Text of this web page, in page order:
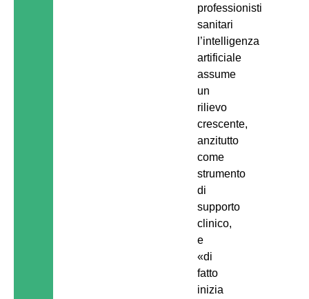
professionisti
sanitari
l’intelligenza
artificiale
assume
un
rilievo
crescente,
anzitutto
come
strumento
di
supporto
clinico,
e
«di
fatto
inizia